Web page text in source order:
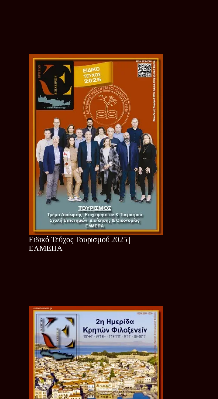
Ειδικό Τεύχος Τουρισμού 2025 |
ΕΛΜΕΠΑ